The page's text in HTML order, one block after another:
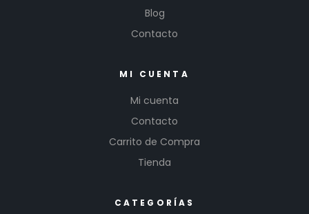
Blog
Contacto
MI CUENTA
Mi cuenta
Contacto
Carrito de Compra
Tienda
CATEGORÍAS